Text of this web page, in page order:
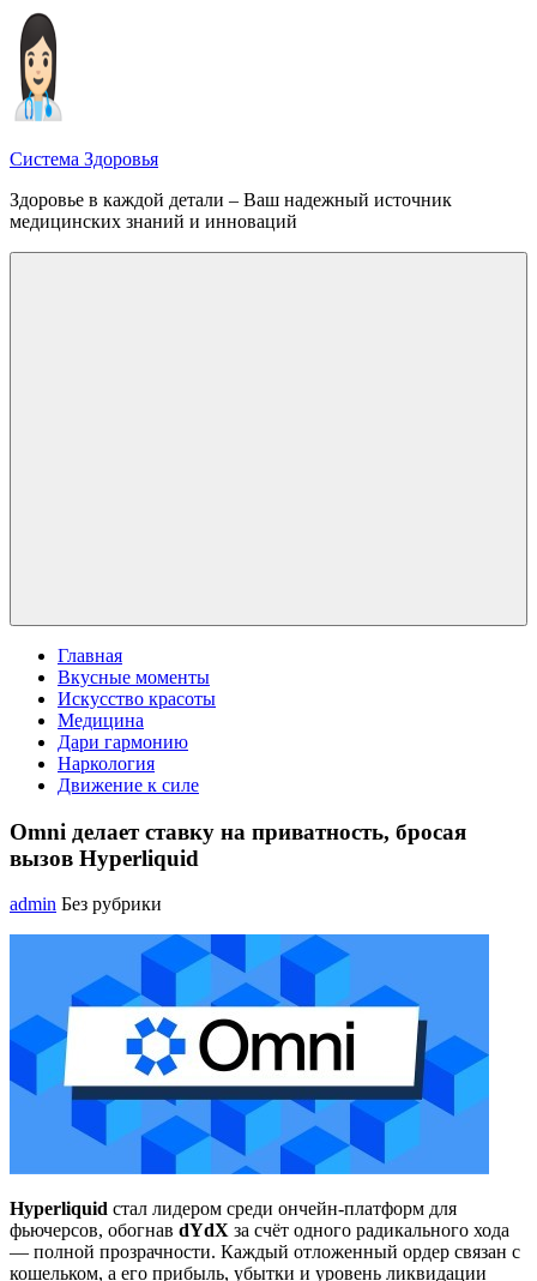
Перейти
содержимому
Система Здоровья
Здоровье в каждой детали – Ваш надежный источник
медицинских знаний и инноваций
Главная
Вкусные моменты
Искусство красоты
Медицина
Дари гармонию
Наркология
Движение к силе
Omni делает ставку на приватность, бросая
вызов Hyperliquid
admin Без рубрики
Hyperliquid стал лидером среди ончейн-платформ для
фьючерсов, обогнав dYdX за счёт одного радикального хода
— полной прозрачности. Каждый отложенный ордер связан с
кошельком, а его прибыль, убытки и уровень ликвидации